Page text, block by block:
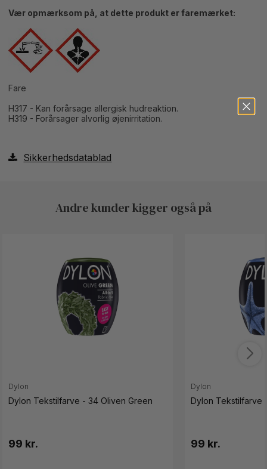
Vær opmærksom på, at dette produkt er faremærket:
Fare
H317 - Kan forårsage allergisk hudreaktion.
H319 - Forårsager alvorlig øjenirritation.
Sikkerhedsdatablad
Andre kunder kigger også på
Dylon
Dylon Tekstilfarve - 34 Oliven Green
99 kr.
Dylon
Dylon Tekstilfarve
99 kr.